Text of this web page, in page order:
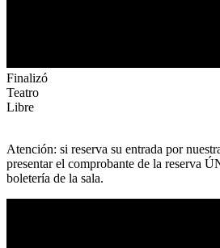
Finalizó
Teatro
Libre
Atención: si reserva su entrada por
presentar el comprobante de la reserva
boletería de la sala.